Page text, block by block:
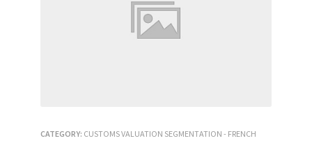
CATEGORY: CUSTOMS VALUATION SEGMENTATION - FRENCH